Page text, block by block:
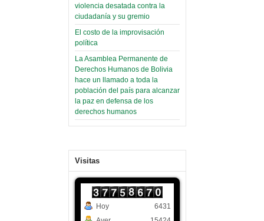
violencia desatada contra la
ciudadanía y su gremio
El costo de la improvisación
política
La Asamblea Permanente de
Derechos Humanos de Bolivia
hace un llamado a toda la
población del país para alcanzar
la paz en defensa de los
derechos humanos
Visitas
Hoy
6431